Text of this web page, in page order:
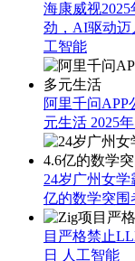
海康威视
劲，AI驱动迈
工智能
阿里千问APP
元生活 2025
24岁广州女
亿的数学突围
目严格禁止
日
人工智能